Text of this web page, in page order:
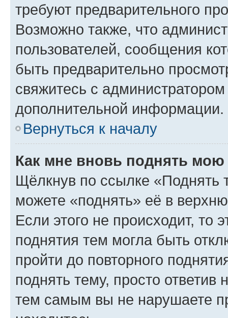
требуют предварительного
Возможно также, что
пользователей, сообщения
быть предварительно
свяжитесь с
дополнительной информации.
Вернуться к началу
Как мне вновь поднять мою
Щёлкнув по ссылке «Поднять
можете «поднять» её в
Если этого не происходит, то
поднятия тем могла быть
пройти до повторного
поднять тему, просто ответив
тем самым вы не нарушаете